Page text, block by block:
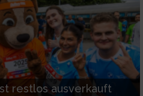
restlos ausverkauft